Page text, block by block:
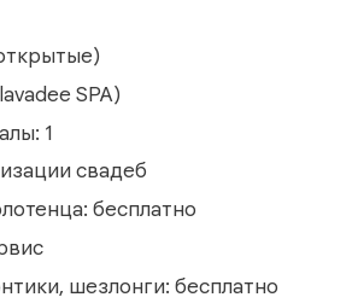
SPA)
1
свадеб
бесплатно
шезлонги: бесплатно